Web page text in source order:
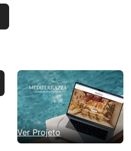
Ver Projeto